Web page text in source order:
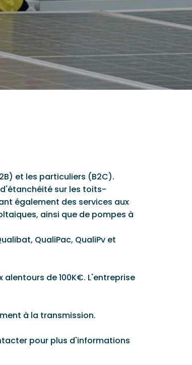
et les particuliers (B2C).
sur les toits-
également des services aux
ainsi que de pompes à
QualiPac, QualiPv et
de 100K€. L'entreprise
à la transmission.
pour plus d'informations